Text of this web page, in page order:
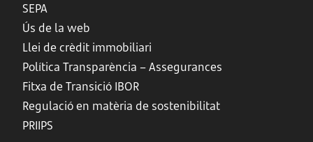
SEPA
Ús de la web
Llei de crèdit immobiliari
Política Transparència – Assegurances
Fitxa de Transició IBOR
Regulació en matèria de sostenibilitat
PRIIPS